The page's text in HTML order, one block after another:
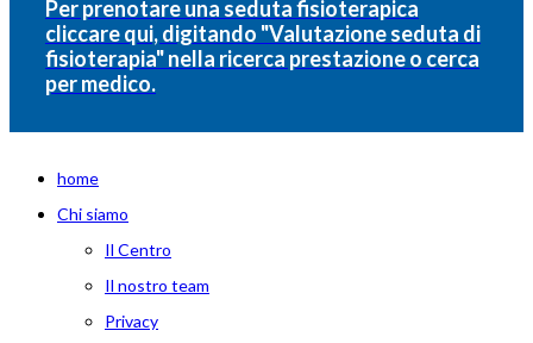
Per prenotare una seduta fisioterapica
cliccare qui, digitando "Valutazione seduta di
fisioterapia" nella ricerca prestazione o cerca
per medico.
home
Chi siamo
Il Centro
Il nostro team
Privacy